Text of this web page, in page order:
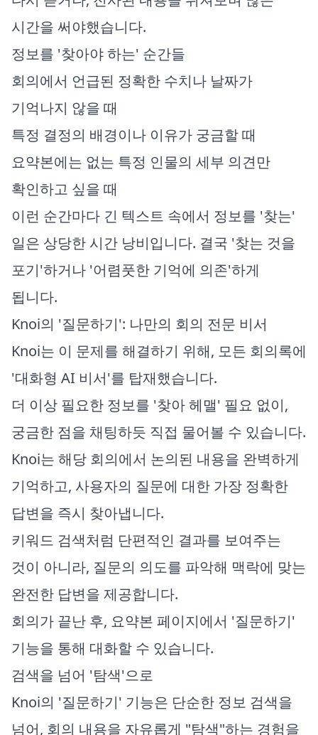
시간을 써야했습니다.
정보를 '찾아야 하는' 순간들
회의에서 언급된 정확한 수치나 날짜가
기억나지 않을 때
특정 결정의 배경이나 이유가 궁금할 때
요약본에는 없는 특정 인물의 세부 의견만
확인하고 싶을 때
이런 순간마다 긴 텍스트 속에서 정보를 '찾는'
일은 상당한 시간 낭비입니다. 결국 '찾는 것을
포기'하거나 '어렴풋한 기억에 의존'하게
됩니다.
Knoi의 '질문하기': 나만의 회의 전문 비서
Knoi는 이 문제를 해결하기 위해, 모든 회의록에
'대화형 AI 비서'를 탑재했습니다.
더 이상 필요한 정보를 '찾아 헤맬' 필요 없이,
궁금한 점을 채팅하듯 직접 물어볼 수 있습니다.
Knoi는 해당 회의에서 논의된 내용을 완벽하게
기억하고, 사용자의 질문에 대한 가장 정확한
답변을 즉시 찾아냅니다.
키워드 검색처럼 단편적인 결과를 보여주는
것이 아니라, 질문의 의도를 파악해 맥락에 맞는
완전한 답변을 제공합니다.
회의가 끝난 후, 요약본 페이지에서 '질문하기'
기능을 통해 대화할 수 있습니다.
검색을 넘어 '탐색'으로
Knoi의 '질문하기' 기능은 단순한 정보 검색을
넘어, 회의 내용을 자유롭게 "탐색"하는 경험을